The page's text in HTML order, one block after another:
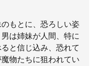
もとに、恐ろしい姿
は姉妹が人間、特に
と信じ込み、恐れて
物たちに狙われてい